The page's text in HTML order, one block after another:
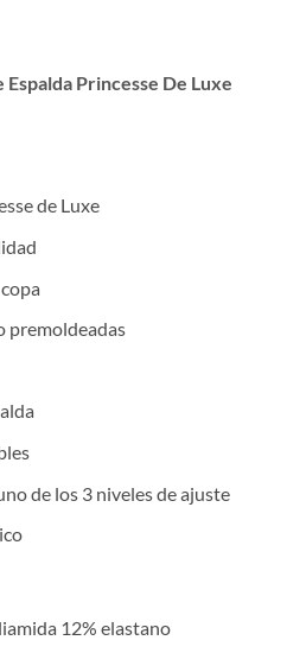
Espalda Princesse De Luxe
de Luxe
premoldeadas
de los 3 niveles de ajuste
12% elastano